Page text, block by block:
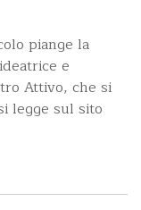
piange la
e
Attivo, che si
legge sul sito